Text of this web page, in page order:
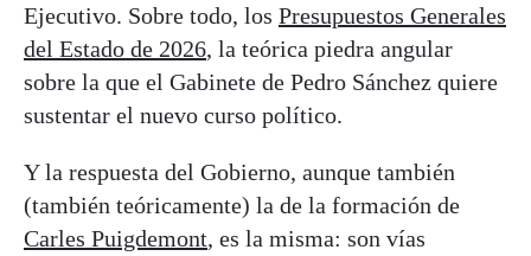
Ejecutivo. Sobre todo, los Presupuestos Generales
del Estado de 2026, la teórica piedra angular
sobre la que el Gabinete de Pedro Sánchez quiere
sustentar el nuevo curso político.
Y la respuesta del Gobierno, aunque también
(también teóricamente) la de la formación de
Carles Puigdemont, es la misma: son vías